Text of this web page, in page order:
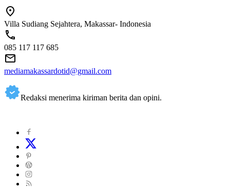
Villa Sudiang Sejahtera, Makassar- Indonesia
085 117 117 685
mediamakassardotid@gmail.com
Redaksi menerima kiriman berita dan opini.